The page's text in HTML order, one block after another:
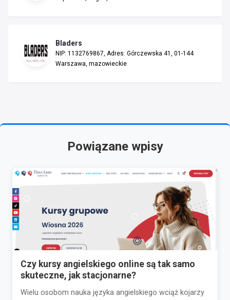
Bladers
NIP: 1132769867, Adres: Górczewska 41, 01-144
Warszawa, mazowieckie
Powiązane wpisy
Czy kursy angielskiego online są tak samo
skuteczne, jak stacjonarne?
Wielu osobom nauka języka angielskiego wciąż kojarzy